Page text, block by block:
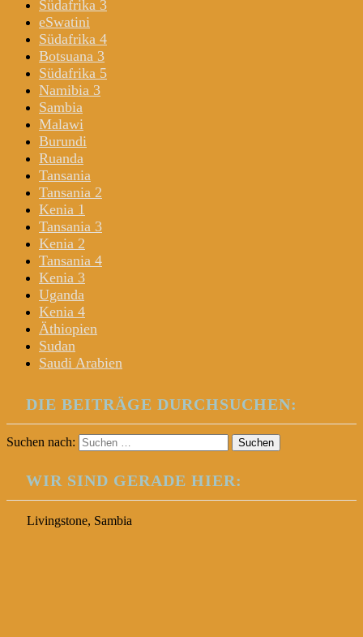
Südafrika 3
eSwatini
Südafrika 4
Botsuana 3
Südafrika 5
Namibia 3
Sambia
Malawi
Burundi
Ruanda
Tansania
Tansania 2
Kenia 1
Tansania 3
Kenia 2
Tansania 4
Kenia 3
Uganda
Kenia 4
Äthiopien
Sudan
Saudi Arabien
DIE BEITRÄGE DURCHSUCHEN:
Suchen nach:
WIR SIND GERADE HIER:
Livingstone, Sambia